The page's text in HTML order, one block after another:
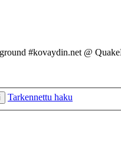
#kovaydin.net @
Tarkennettu haku